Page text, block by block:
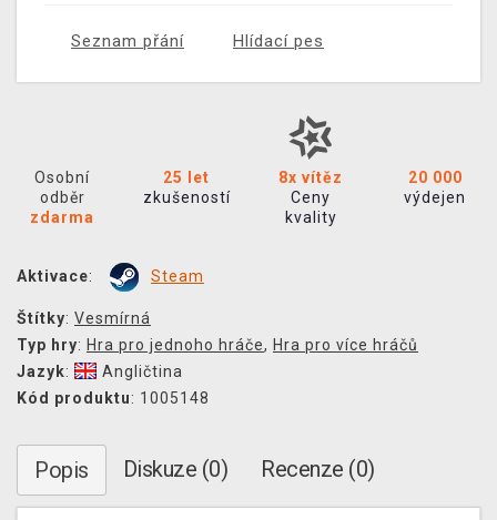
Seznam přání Hlídací pes
Osobní
odběr
zdarma
25 let
zkušeností
8x vítěz
Ceny
kvality
20 000
výdejen
Aktivace: Steam
Štítky: Vesmírná
Typ hry: Hra pro jednoho hráče, Hra pro více hráčů
Jazyk:
Angličtina
Kód produktu: 1005148
Popis Diskuze (0) Recenze (0)